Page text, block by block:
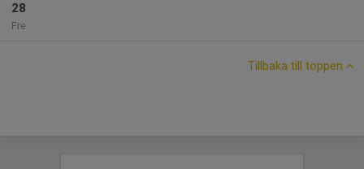
28
Fre
Tillbaka till toppen